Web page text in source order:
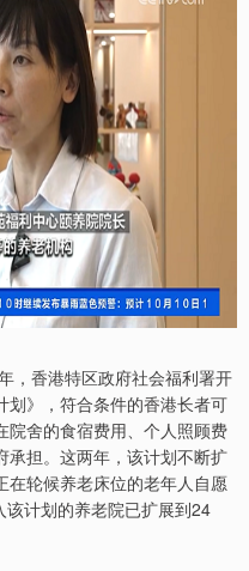
香港特区政府社会福利署开
划》，符合条件的香港长者可
院舍的食宿费用、个人照顾费
承担。这两年，该计划不断扩
在轮候养老床位的老年人自愿
计划的养老院已扩展到24